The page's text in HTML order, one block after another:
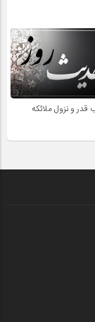
و نزول ملائکه